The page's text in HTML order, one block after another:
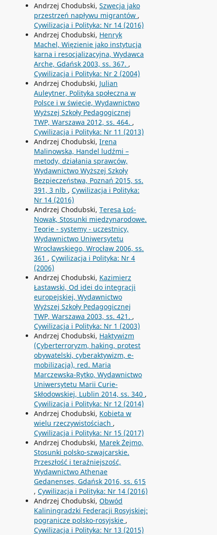
Andrzej Chodubski, Szwecja jako
przestrzeń napływu migrantów ,
Cywilizacja i Polityka: Nr 14 (2016)
Andrzej Chodubski, Henryk
Machel, Więzienie jako instytucja
karna i resocjalizacyjna, Wydawca
Arche, Gdańsk 2003, ss. 367. ,
Cywilizacja i Polityka: Nr 2 (2004)
Andrzej Chodubski, Julian
Auleytner, Polityka społeczna w
Polsce i w świecie, Wydawnictwo
Wyższej Szkoły Pedagogicznej
TWP, Warszawa 2012, ss. 464. ,
Cywilizacja i Polityka: Nr 11 (2013)
Andrzej Chodubski, Irena
Malinowska, Handel ludźmi –
metody, działania sprawców,
Wydawnictwo Wyższej Szkoły
Bezpieczeństwa, Poznań 2015, ss.
391, 3 nlb , Cywilizacja i Polityka:
Nr 14 (2016)
Andrzej Chodubski, Teresa Łoś-
Nowak, Stosunki międzynarodowe.
Teorie - systemy - uczestnicy,
Wydawnictwo Uniwersytetu
Wrocławskiego, Wrocław 2006, ss.
361 , Cywilizacja i Polityka: Nr 4
(2006)
Andrzej Chodubski, Kazimierz
Łastawski, Od idei do integracji
europejskiej, Wydawnictwo
Wyższej Szkoły Pedagogicznej
TWP, Warszawa 2003, ss. 421. ,
Cywilizacja i Polityka: Nr 1 (2003)
Andrzej Chodubski, Haktywizm
(Cyberterroryzm, haking, protest
obywatelski, cyberaktywizm, e-
mobilizacja), red. Maria
Marczewska-Rytko, Wydawnictwo
Uniwersytetu Marii Curie-
Skłodowskiej, Lublin 2014, ss. 340 ,
Cywilizacja i Polityka: Nr 12 (2014)
Andrzej Chodubski, Kobieta w
wielu rzeczywistościach ,
Cywilizacja i Polityka: Nr 15 (2017)
Andrzej Chodubski, Marek Żejmo,
Stosunki polsko-szwajcarskie.
Przeszłość i teraźniejszość,
Wydawnictwo Athenae
Gedanenses, Gdańsk 2016, ss. 615
, Cywilizacja i Polityka: Nr 14 (2016)
Andrzej Chodubski, Obwód
Kaliningradzki Federacji Rosyjskiej:
pogranicze polsko-rosyjskie ,
Cywilizacja i Polityka: Nr 13 (2015)